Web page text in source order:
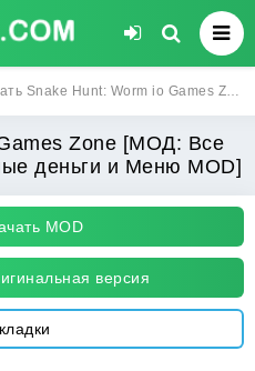
io Games Zone [МОД: Все открыто, Дополнительные деньги и Меню MOD] | Взлом Snake Hunt: Worm io Games Zone на Андроид
Zone [МОД: Все
деньги и Меню MOD]
MOD
версия